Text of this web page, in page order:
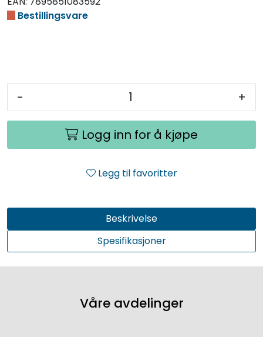
Bestillingsvare
- +
Logg inn for å kjøpe
Legg til favoritter
Beskrivelse
Spesifikasjoner
Våre avdelinger
SIKKERHET